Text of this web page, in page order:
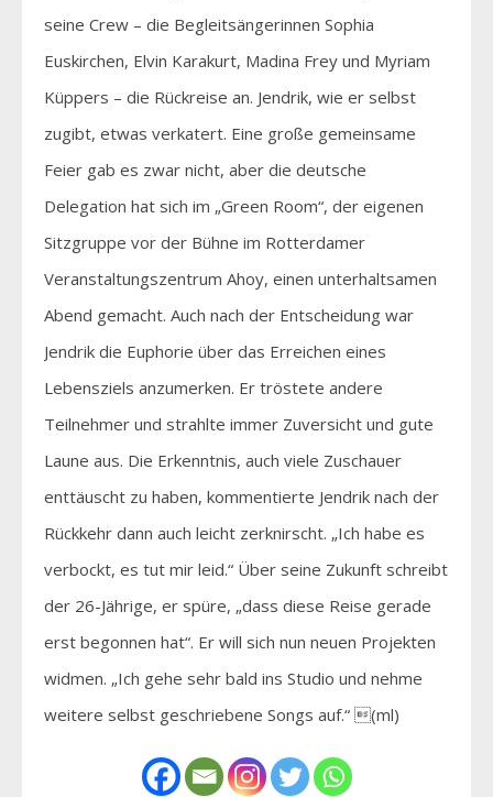
seine Crew – die Begleitsängerinnen Sophia
Euskirchen, Elvin Karakurt, Madina Frey und Myriam
Küppers – die Rückreise an. Jendrik, wie er selbst
zugibt, etwas verkatert. Eine große gemeinsame
Feier gab es zwar nicht, aber die deutsche
Delegation hat sich im „Green Room“, der eigenen
Sitzgruppe vor der Bühne im Rotterdamer
Veranstaltungszentrum Ahoy, einen unterhaltsamen
Abend gemacht. Auch nach der Entscheidung war
Jendrik die Euphorie über das Erreichen eines
Lebensziels anzumerken. Er tröstete andere
Teilnehmer und strahlte immer Zuversicht und gute
Laune aus. Die Erkenntnis, auch viele Zuschauer
enttäuscht zu haben, kommentierte Jendrik nach der
Rückkehr dann auch leicht zerknirscht. „Ich habe es
verbockt, es tut mir leid.“ Über seine Zukunft schreibt
der 26-Jährige, er spüre, „dass diese Reise gerade
erst begonnen hat“. Er will sich nun neuen Projekten
widmen. „Ich gehe sehr bald ins Studio und nehme
weitere selbst geschriebene Songs auf.“ (ml)